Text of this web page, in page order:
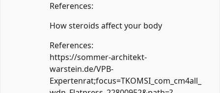
References:
How steroids affect your body
References:
https://sommer-architekt-
warstein.de/VPB-
Expertenrat;focus=TKOMSI_com_cm4all_